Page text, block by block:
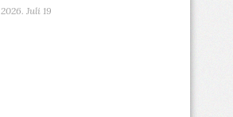
2026. Juli 19